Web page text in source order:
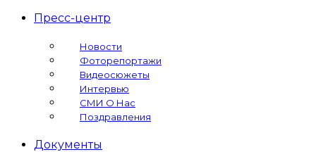
Пресс-центр
Новости
Фоторепортажи
Видеосюжеты
Интервью
СМИ О Нас
Поздравления
Документы